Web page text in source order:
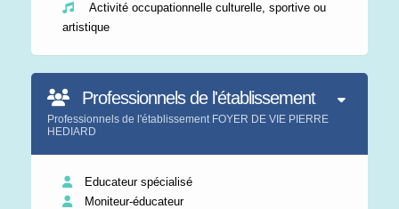
Activité occupationnelle culturelle, sportive ou
artistique
Professionnels de l'établissement
Professionnels de l'établissement FOYER DE VIE PIERRE
HEDIARD
Educateur spécialisé
Moniteur-éducateur